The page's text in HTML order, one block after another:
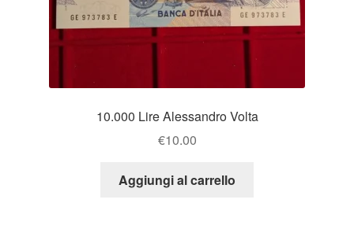
10.000 Lire Alessandro Volta
€10.00
Aggiungi al carrello